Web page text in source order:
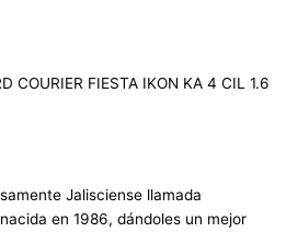
COURIER FIESTA IKON KA 4 CIL 1.6
Jalisciense llamada
en 1986, dándoles un mejor